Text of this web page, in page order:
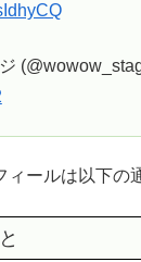
ールは以下の